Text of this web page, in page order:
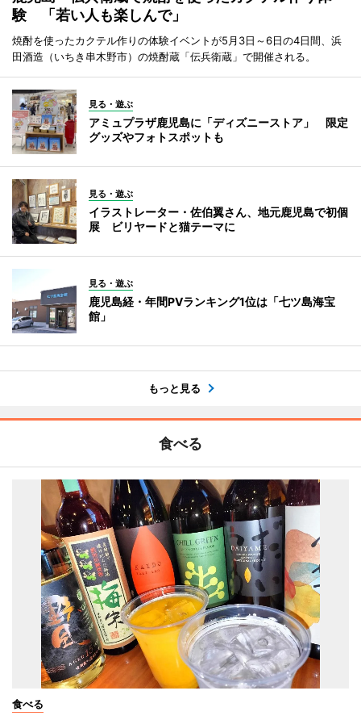
験 「若い人も楽しんで」
焼酎を使ったカクテル作りの体験イベントが5月3日～6日の4日間、浜
田酒造（いちき串木野市）の焼酎蔵「伝兵衛蔵」で開催される。
見る・遊ぶ
アミュプラザ鹿児島に「ディズニーストア」 限定
グッズやフォトスポットも
見る・遊ぶ
イラストレーター・佐伯翼さん、地元鹿児島で初個
展 ビリヤードと猫テーマに
見る・遊ぶ
鹿児島経・年間PVランキング1位は「七ツ島海宝
館」
もっと見る
食べる
食べる